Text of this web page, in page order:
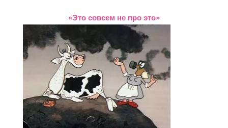
«Это совсем не про это»